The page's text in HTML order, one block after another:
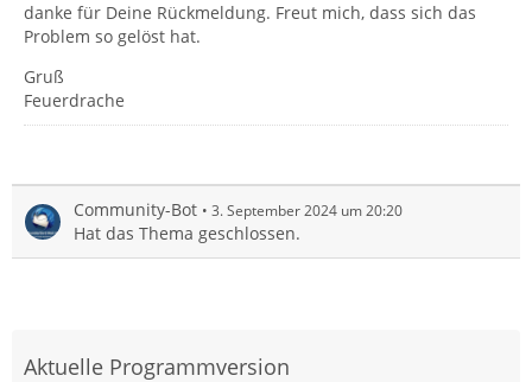
danke für Deine Rückmeldung. Freut mich, dass sich das
Problem so gelöst hat.
Gruß
Feuerdrache
Community-Bot 3. September 2024 um 20:20
Hat das Thema geschlossen.
Aktuelle Programmversion